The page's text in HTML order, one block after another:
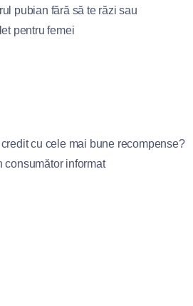
pubian fără să te răzi sau
pentru femei
cu cele mai bune recompense?
consumător informat